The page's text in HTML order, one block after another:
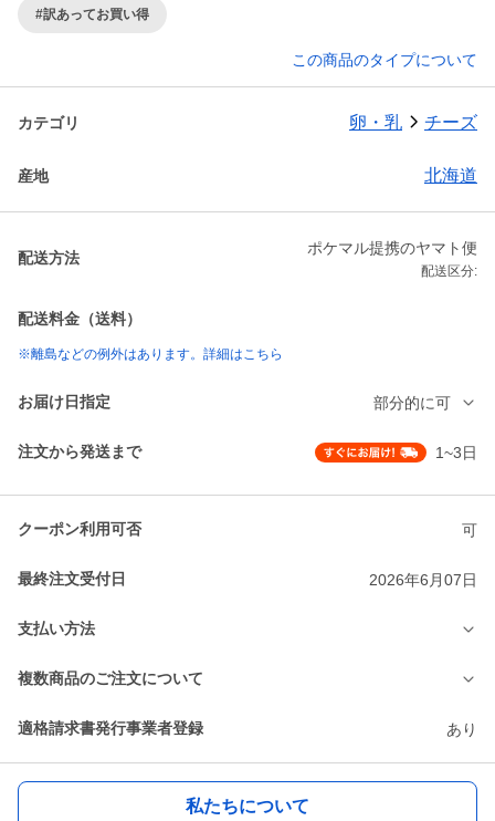
#訳あってお買い得
この商品のタイプについて
カテゴリ 卵・乳 チーズ
産地 北海道
配送方法
ポケマル提携のヤマト便
配送区分:
配送料金（送料）
※離島などの例外はあります。詳細はこちら
お届け日指定 部分的に可
注文から発送まで 1~3日
クーポン利用可否 可
最終注文受付日 2026年6月07日
支払い方法
複数商品のご注文について
適格請求書発行事業者登録 あり
私たちについて